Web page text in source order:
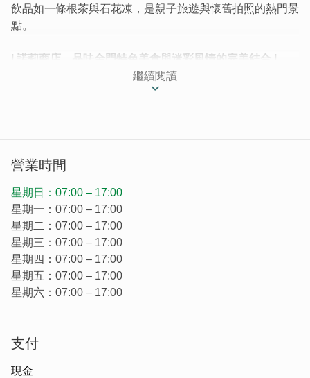
飲品如一條根茶與石花凍，是親子旅遊與懷舊拍照的熱門景
點。
| 諾莉商店，品味金門特色美食與迷彩風情的完美結合 |
位於山后民俗文化村內的諾莉商店，是一間專賣金門特色小
吃的店鋪，融合了金門戰地文化與地方美食，吸引了眾多觀
繼續閱讀
營業時間
星期日：07:00 – 17:00
星期一：07:00 – 17:00
星期二：07:00 – 17:00
星期三：07:00 – 17:00
星期四：07:00 – 17:00
星期五：07:00 – 17:00
星期六：07:00 – 17:00
支付
現金